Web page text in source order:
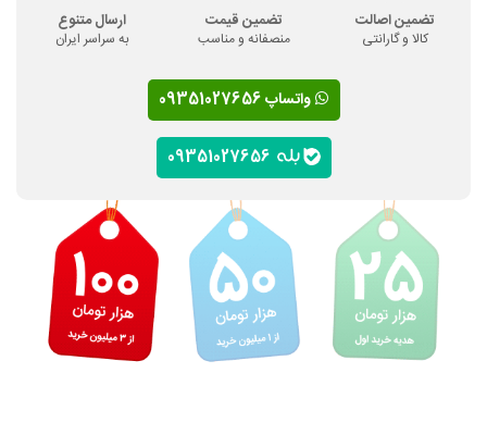
تضمین اصالت
کالا و گارانتی
تضمین قیمت
منصفانه و مناسب
ارسال متنوع
به سراسر ایران
واتساپ 09351027656